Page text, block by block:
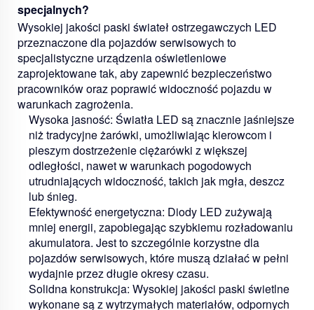
specjalnych?
Wysokiej jakości paski świateł ostrzegawczych LED
przeznaczone dla pojazdów serwisowych to
specjalistyczne urządzenia oświetleniowe
zaprojektowane tak, aby zapewnić bezpieczeństwo
pracowników oraz poprawić widoczność pojazdu w
warunkach zagrożenia.
Wysoka jasność: Światła LED są znacznie jaśniejsze
niż tradycyjne żarówki, umożliwiając kierowcom i
pieszym dostrzeżenie ciężarówki z większej
odległości, nawet w warunkach pogodowych
utrudniających widoczność, takich jak mgła, deszcz
lub śnieg.
Efektywność energetyczna: Diody LED zużywają
mniej energii, zapobiegając szybkiemu rozładowaniu
akumulatora. Jest to szczególnie korzystne dla
pojazdów serwisowych, które muszą działać w pełni
wydajnie przez długie okresy czasu.
Solidna konstrukcja: Wysokiej jakości paski świetlne
wykonane są z wytrzymałych materiałów, odpornych